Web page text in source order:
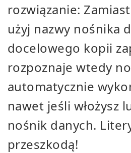
rozwiązanie:
użyj nazwy nośnika
docelowego kopii
rozpoznaje wtedy
automatycznie
nawet jeśli włożysz
nośnik danych.
przeszkodą!